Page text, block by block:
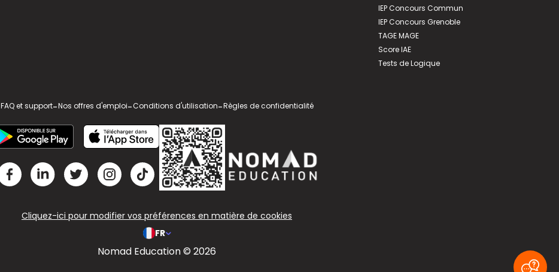
IEP Concours Commun
IEP Concours Grenoble
TAGE MAGE
Score IAE
Tests de Logique
FAQ et support-Nos offres d'emploi-Conditions d'utilisation-Règles de confidentialité
Cliquez-ici pour modifier vos préférences en matière de cookies
FR
Nomad Education © 2026